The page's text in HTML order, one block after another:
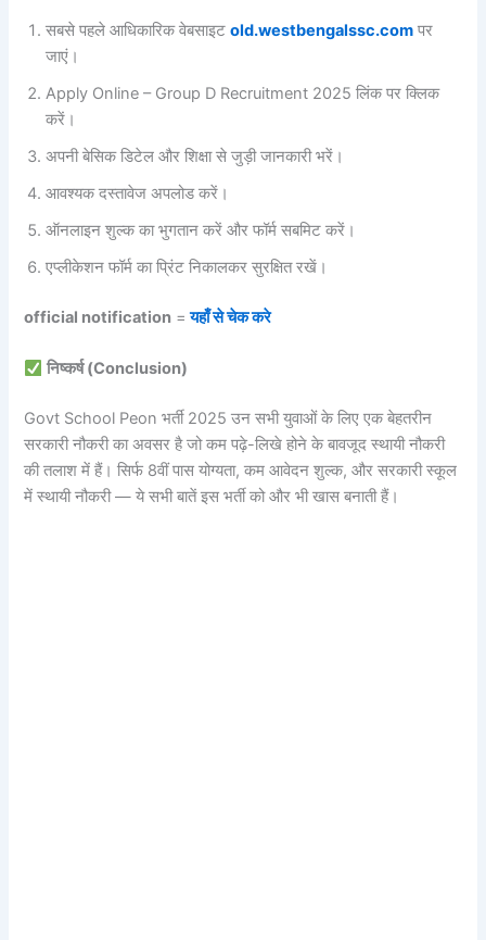
सबसे पहले आधिकारिक वेबसाइटold.westbengalssc.com पर
जाएं।
Apply Online – Group D Recruitment 2025 लिंक पर क्लिक
करें।
अपनी बेसिक डिटेल और शिक्षा से जुड़ी जानकारी भरें।
आवश्यक दस्तावेज अपलोड करें।
ऑनलाइन शुल्क का भुगतान करें और फॉर्म सबमिट करें।
एप्लीकेशन फॉर्म का प्रिंट निकालकर सुरक्षित रखें।
official notification = यहाँ से चेक करे
निष्कर्ष (Conclusion)
Govt School Peon भर्ती 2025 उन सभी युवाओं के लिए एक बेहतरीन
सरकारी नौकरी का अवसर है जो कम पढ़े-लिखे होने के बावजूद स्थायी नौकरी
की तलाश में हैं। सिर्फ 8वीं पास योग्यता, कम आवेदन शुल्क, और सरकारी स्कूल
में स्थायी नौकरी — ये सभी बातें इस भर्ती को और भी खास बनाती हैं।